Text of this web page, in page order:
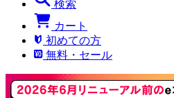
検索
カート
初めての方
無料・セール